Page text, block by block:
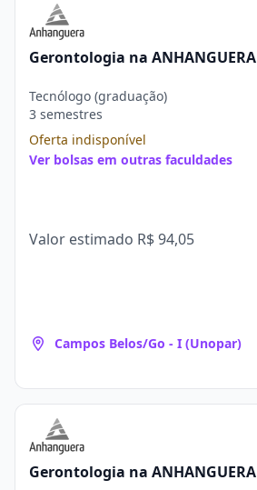
Gerontologia na ANHANGUERA
Tecnólogo (graduação)
3 semestres
Oferta indisponível
Ver bolsas em outras faculdades
Valor estimado R$ 94,05
Campos Belos/Go - I (Unopar)
Gerontologia na ANHANGUERA